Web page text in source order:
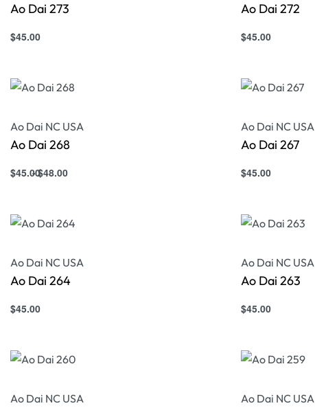
Ao Dai 273
$45.00
Ao Dai 272
$45.00
Ao Dai NC USA
Ao Dai 268
$45.00$48.00
Ao Dai NC USA
Ao Dai 267
$45.00
Ao Dai NC USA
Ao Dai 264
$45.00
Ao Dai NC USA
Ao Dai 263
$45.00
Ao Dai NC USA Ao Dai NC USA